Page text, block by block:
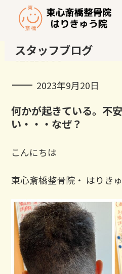
スタッフブログ
STAFF BLOG
2023年9月20日
何かが起きている。不
い・・・なぜ？
こんにちは
東心斎橋整骨院・ はりき